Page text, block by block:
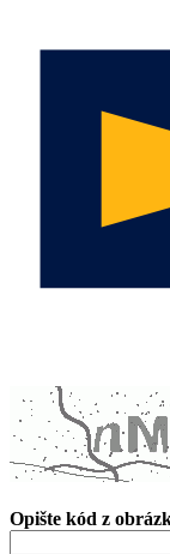
Opište kód z